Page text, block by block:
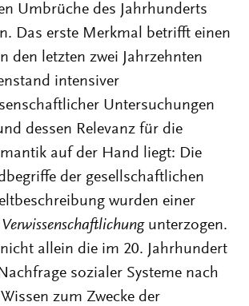
Umbrüche des Jahrhunderts
Das erste Merkmal betrifft einen
den letzten zwei Jahrzehnten
intensiver
Untersuchungen
dessen Relevanz für die
auf der Hand liegt: Die
der gesellschaftlichen
wurden einer
Verwissenschaftlichungunterzogen.
allein die im 20. Jahrhundert
sozialer Systeme nach
zum Zwecke der